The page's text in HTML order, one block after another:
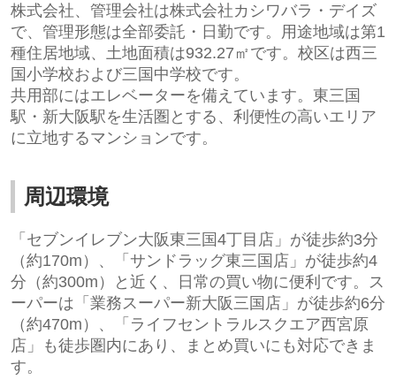
株式会社、管理会社は株式会社カシワバラ・デイズ
で、管理形態は全部委託・日勤です。用途地域は第1
種住居地域、土地面積は932.27㎡です。校区は西三
国小学校および三国中学校です。
共用部にはエレベーターを備えています。東三国
駅・新大阪駅を生活圏とする、利便性の高いエリア
に立地するマンションです。
周辺環境
「セブンイレブン大阪東三国4丁目店」が徒歩約3分
（約170m）、「サンドラッグ東三国店」が徒歩約4
分（約300m）と近く、日常の買い物に便利です。ス
ーパーは「業務スーパー新大阪三国店」が徒歩約6分
（約470m）、「ライフセントラルスクエア西宮原
店」も徒歩圏内にあり、まとめ買いにも対応できま
す。